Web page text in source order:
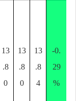
13
.8
0
13
.8
0
13
.8
4
-0.
29
%